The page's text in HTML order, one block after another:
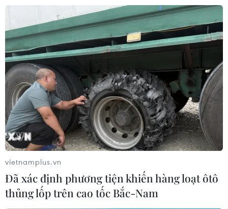
vietnamplus.vn
Đã xác định phương tiện khiến hàng loạt ôtô
thủng lốp trên cao tốc Bắc-Nam